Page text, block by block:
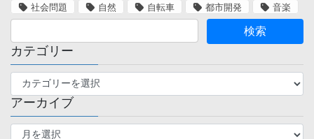
社会問題 自然 自転車 都市開発 音楽
カテゴリー
テ
ゴ
リ
アーカイブ
ア